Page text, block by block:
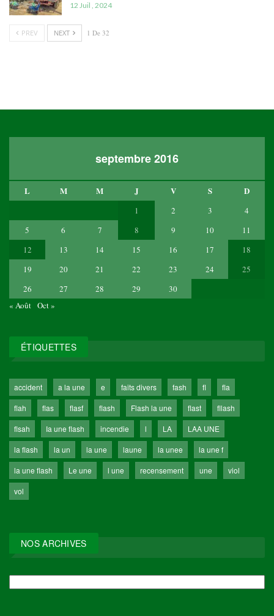
12 Juil , 2024
PREV NEXT 1 De 32
septembre 2016
L M M J V S D
1 2 3
4
5
6 7 8 9 10
11
12
13 14 15 16 17
18
19
20 21 22 23 24
25
26
27 28 29
30
« Août Oct »
ÉTIQUETTES
accident a la une e faits divers fash fl
fla
flah
flas flasf flash Flash la une flast
fllash
flsah
Ia une flash incendie l LA
LAA UNE
la flash
la un la une laune la unee
la une f
la une flash
Le une l une recensement une
viol
vol
NOS ARCHIVES